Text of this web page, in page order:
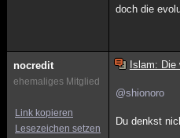
doch die
nocredit
ehemaliges Mitglied
Link kopieren
Lesezeichen setzen
Islam: Die
@shionoro
Du denkst